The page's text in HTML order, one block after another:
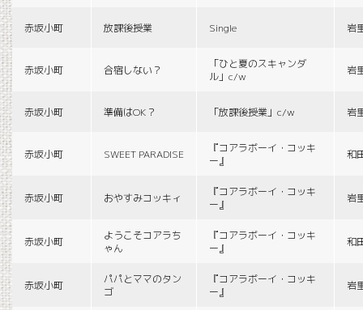
赤坂小町 放課後授業 Single 岩
赤坂小町 合宿しない？
「ひと夏のスキャンダ
ル」c/w
岩
赤坂小町 準備はOK？ 「放課後授業」c/w 岩
赤坂小町 SWEET PARADISE
『コアラボーイ・コッキ
ー』
和
赤坂小町 おやすみコッキィ
『コアラボーイ・コッキ
ー』
岩
赤坂小町
ようこそコアラち
ゃん
『コアラボーイ・コッキ
ー』
和
赤坂小町
パパとママのタン
ゴ
『コアラボーイ・コッキ
ー』
岩